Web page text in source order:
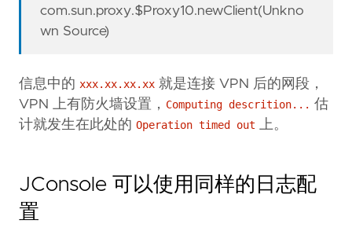
com.sun.proxy.$Proxy10.newClient(Unkno
wn Source)
信息中的 xxx.xx.xx.xx 就是连接 VPN 后的网段，
VPN 上有防火墙设置， Computing descrition... 估
计就发生在此处的 Operation timed out 上。
JConsole 可以使用同样的日志配
置